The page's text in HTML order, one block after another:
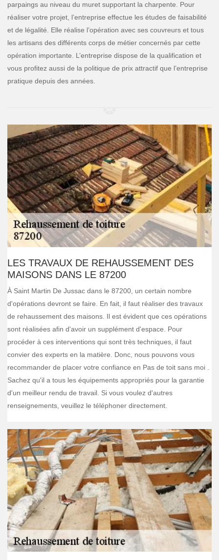
parpaings au niveau du muret supportant la charpente. Pour
réaliser votre projet, l’entreprise effectue les études de faisabilité
et de légalité. Elle réalise l’opération avec ses couvreurs et tous
les artisans des différents corps de métier concernés par cette
opération importante. L’entreprise dispose de la qualification et
vous profitez aussi de la politique de prix attractif que l’entreprise
pratique depuis des années.
LES TRAVAUX DE REHAUSSEMENT DES
MAISONS DANS LE 87200
À Saint Martin De Jussac dans le 87200, un certain nombre
d'opérations devront se faire. En fait, il faut réaliser des travaux
de rehaussement des maisons. Il est évident que ces opérations
sont réalisées afin d'avoir un supplément d'espace. Pour
procéder à ces interventions qui sont très techniques, il faut
convier des experts en la matière. Donc, nous pouvons vous
recommander de placer votre confiance en Pas de toit sans moi .
Sachez qu'il a tous les équipements appropriés pour la garantie
d'un meilleur rendu de travail. Si vous voulez d'autres
renseignements, veuillez le téléphoner directement.